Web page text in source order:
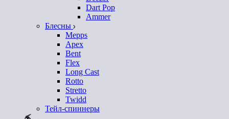
Dart Pop
Ammer
Блесны
Mepps
Apex
Bent
Flex
Long Cast
Rotto
Stretto
Twidd
Тейл-спиннеры